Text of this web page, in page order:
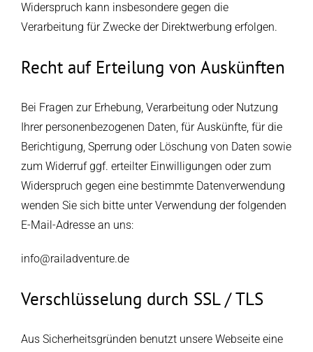
Widerspruch kann insbesondere gegen die
Verarbeitung für Zwecke der Direktwerbung erfolgen.
Recht auf Erteilung von Auskünften
Bei Fragen zur Erhebung, Verarbeitung oder Nutzung
Ihrer personenbezogenen Daten, für Auskünfte, für die
Berichtigung, Sperrung oder Löschung von Daten sowie
zum Widerruf ggf. erteilter Einwilligungen oder zum
Widerspruch gegen eine bestimmte Datenverwendung
wenden Sie sich bitte unter Verwendung der folgenden
E-Mail-Adresse an uns:
info@railadventure.de
Verschlüsselung durch SSL / TLS
Aus Sicherheitsgründen benutzt unsere Webseite eine